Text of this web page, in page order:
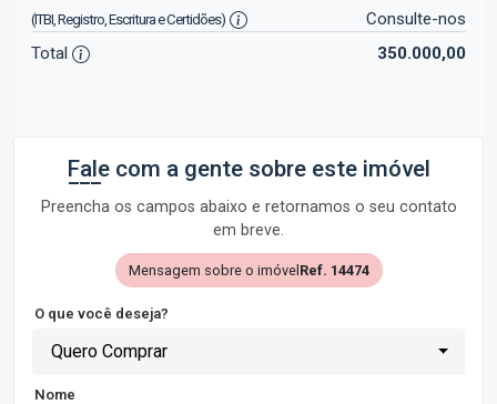
(ITBI, Registro, Escritura e Certidões)
Consulte-nos
Total
350.000,00
Fale com a gente sobre este imóvel
Preencha os campos abaixo e retornamos o seu contato
em breve.
Mensagem sobre o imóvel Ref. 14474
O que você deseja?
Quero Comprar
Nome